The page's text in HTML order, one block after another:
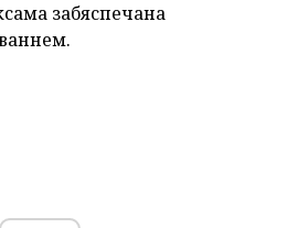
забяспечана